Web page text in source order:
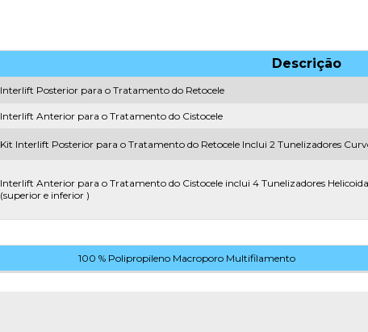
Descrição
Interlift Posterior para o Tratamento do Retocele
Interlift Anterior para o Tratamento do Cistocele
Kit Interlift Posterior para o Tratamento do Retocele Inclui 2 Tunelizadores
Interlift Anterior para o Tratamento do Cistocele inclui 4 Tunelizadores
(superior e inferior )
100 % Polipropileno Macroporo Multifilamento